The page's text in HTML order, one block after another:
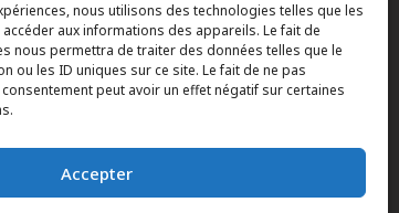
nous utilisons des technologies telles que les
aux informations des appareils. Le fait de
nous permettra de traiter des données telles que le
ou les ID uniques sur ce site. Le fait de ne pas
peut avoir un effet négatif sur certaines
Accepter